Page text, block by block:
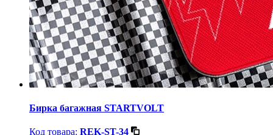
Бирка багажная STARTVOLT
Код товара: REK-ST-34